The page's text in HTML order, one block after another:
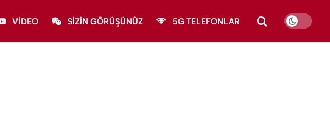
VIDEO SIZIN GÖRÜŞÜNÜZ 5G TELEFONLAR